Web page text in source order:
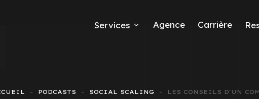
Services
E-commerce
Agence Carrière
PODCASTS SOCIAL SCALING LES CONSEILS D'UN